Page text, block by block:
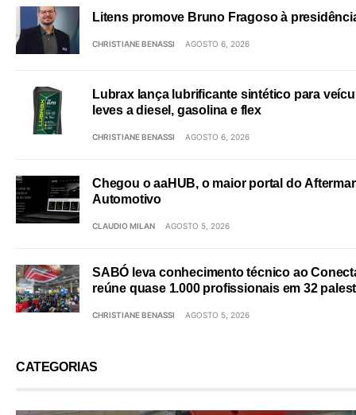
Litens promove Bruno Fragoso à
CHRISTIANE BENASSI AGOSTO 6, 2026
Lubrax lança lubrificante sintético para
leves a diesel, gasolina e flex
CHRISTIANE BENASSI AGOSTO 6, 2026
Chegou o aaHUB, o maior portal do
Automotivo
CLAUDIO MILAN AGOSTO 5, 2026
SABÓ leva conhecimento técnico ao
reúne quase 1.000 profissionais em 32
CHRISTIANE BENASSI AGOSTO 5, 2026
CATEGORIAS